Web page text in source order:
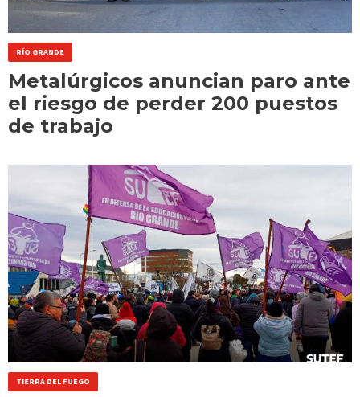
RÍO GRANDE
Metalúrgicos anuncian paro ante
el riesgo de perder 200 puestos
de trabajo
TIERRA DEL FUEGO